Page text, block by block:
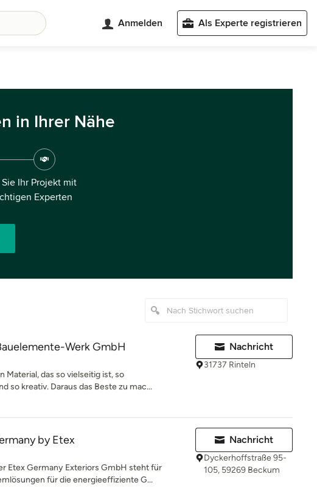
Anmelden Als Experte registrieren
in Ihrer Nähe
Ihr Projekt mit
Experten
Werk GmbH
Material, das so vielseitig ist, so
so kreativ. Daraus das Beste zu mac...
Nachricht
31737 Rinteln
by Etex
Etex Germany Exteriors GmbH steht für
für die energieeffiziente G...
Nachricht
Dyckerhoffstraße 95-
105, 59269 Beckum